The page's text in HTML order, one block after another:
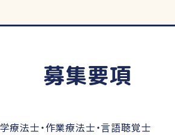
募集要項
法士・作業療法士・言語聴覚士